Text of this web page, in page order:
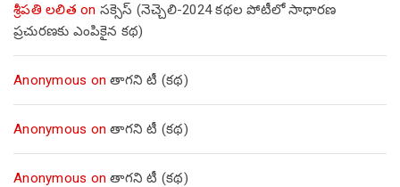
శ్రీపతి లలిత on సక్సెస్ (నెచ్చెలి-2024 కథల పోటీలో సాధారణ
ప్రచురణకు ఎంపికైన కథ)
Anonymous onతాగని టీ (కథ)
Anonymous onతాగని టీ (కథ)
Anonymous onతాగని టీ (కథ)